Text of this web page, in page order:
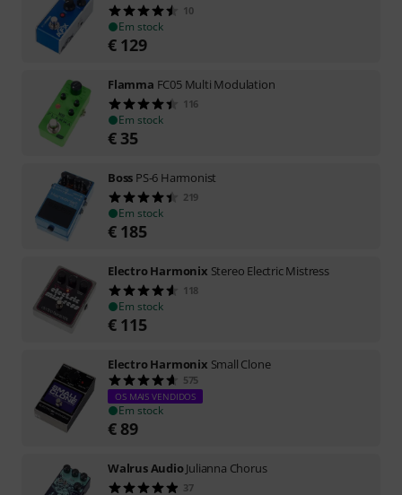
10
Em stock
€ 129
Flamma FC05 Multi Modulation
116
Em stock
€ 35
Boss PS-6 Harmonist
219
Em stock
€ 185
Electro Harmonix Stereo Electric Mistress
118
Em stock
€ 115
Electro Harmonix Small Clone
575
OS MAIS VENDIDOS
Em stock
€ 89
Walrus AudioJulianna Chorus
37